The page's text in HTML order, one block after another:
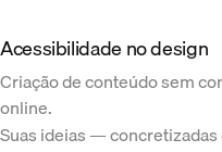
Acessibilidade no design
Criação de conteúdo sem
online.
Suas ideias — concretizadas